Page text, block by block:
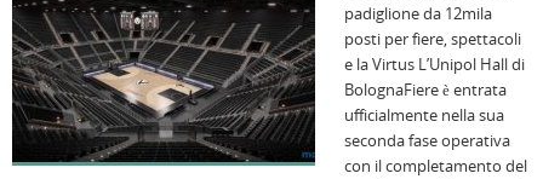
padiglione da 12mila
posti per fiere, spettacoli
e la Virtus L’Unipol Hall di
BolognaFiere è entrata
ufficialmente nella sua
seconda fase operativa
con il completamento del